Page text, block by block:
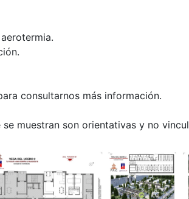
consultarnos más información.
muestran son orientativas y no